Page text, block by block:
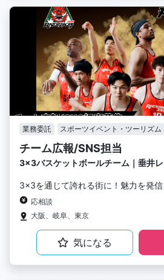
業務委託 スポーツイベント・ツーリズム
チーム広報/SNS担当
3×3バスケットボールチーム｜垂井
3×3を通じて誇れる街に！魅力を発信
応相談
大阪、岐阜、東京
気になる